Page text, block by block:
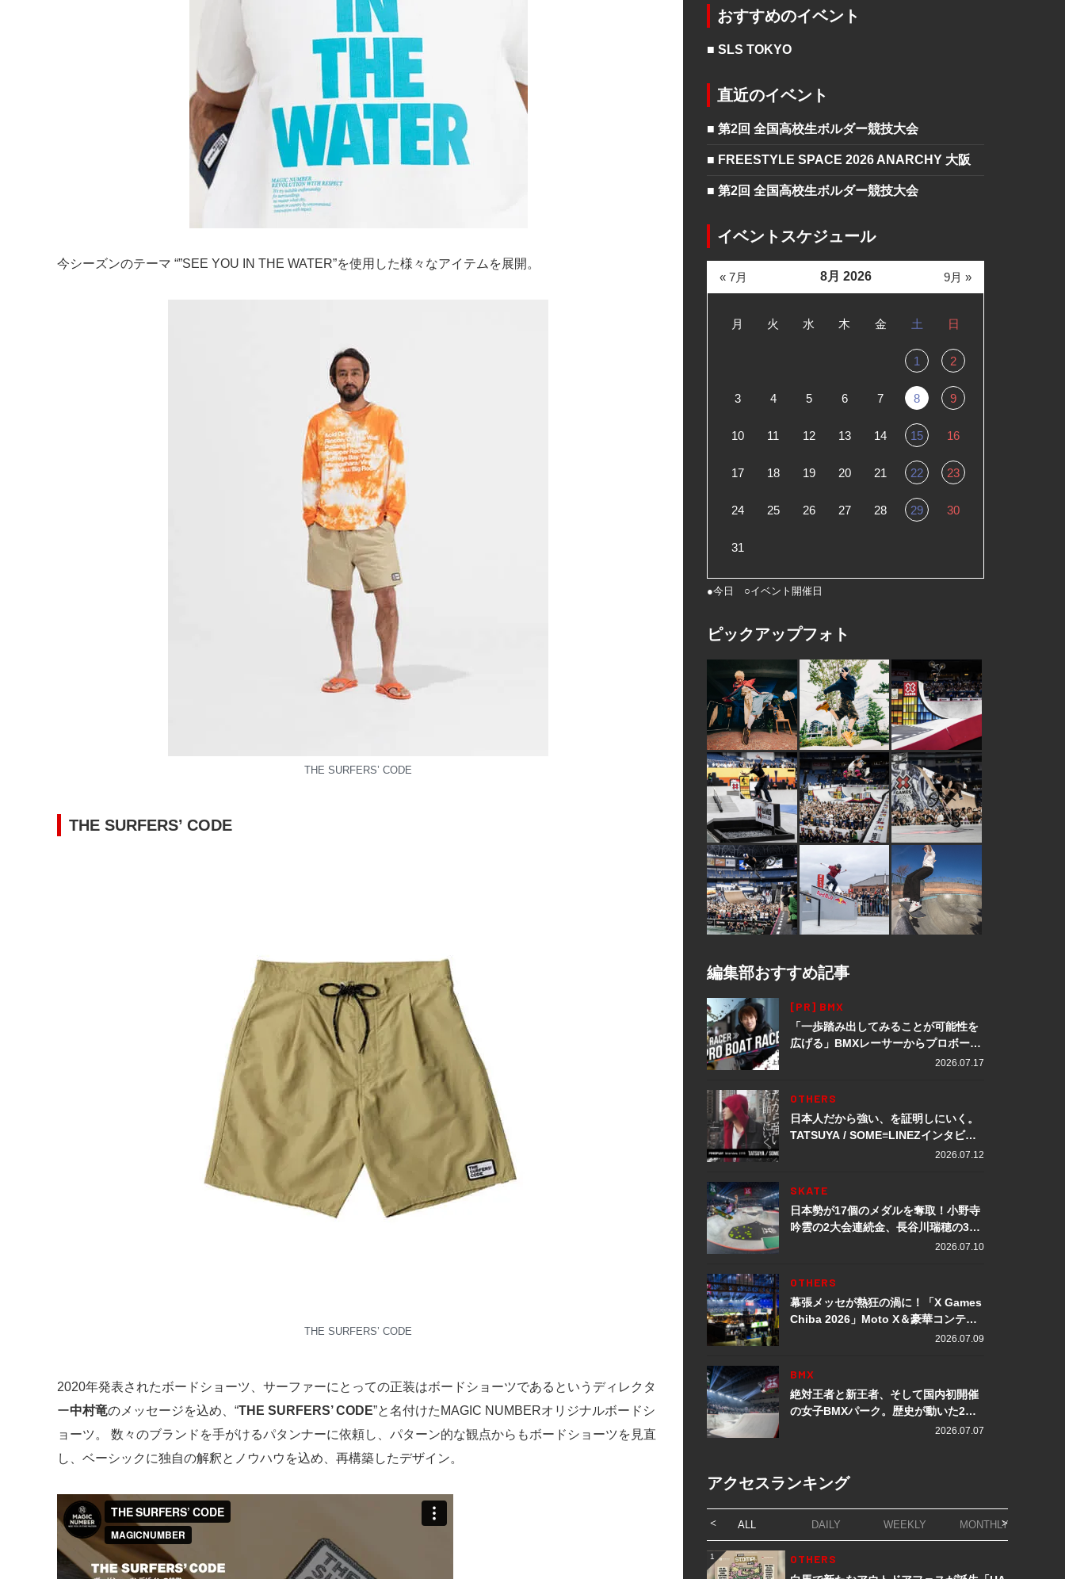
今シーズンのテーマ “”SEE YOU IN THE WATER”を使用した様々なアイテムを展開。
THE SURFERS’ CODE
THE SURFERS’ CODE
THE SURFERS’ CODE
2020年発表されたボードショーツ、サーファーにとっての正装はボードショーツであるというディレクタ
ー中村竜のメッセージを込め、“THE SURFERS’ CODE”と名付けたMAGIC NUMBERオリジナルボードシ
ョーツ。 数々のブランドを手がけるパタンナーに依頼し、パターン的な観点からもボードショーツを見直
し、ベーシックに独自の解釈とノウハウを込め、再構築したデザイン。
おすすめのイベント
■ SLS TOKYO
直近のイベント
■ 第2回 全国高校生ボルダー競技大会
■ FREESTYLE SPACE 2026 ANARCHY 大阪
■ 第2回 全国高校生ボルダー競技大会
イベントスケジュール
8月 2026
月 火 水 木 金 土 日
1 2
3 4 5 6 7 8 9
10 11 12 13 14 15 16
17 18 19 20 21 22 23
24 25 26 27 28 29 30
31
« 7月 9月 »
●今日 ○イベント開催日
ピックアップフォト
編集部おすすめ記事
[PR] BMX
「一歩踏み出してみることが可能性を
広げる」BMXレーサーからプロボート
レーサーへ転身。上田龍星が体現する
2026.07.17
OTHERS
日本人だから強い、を証明しにいく。
TATSUYA / SOME≡LINEZインタビュ
2026.07.12
SKATE
日本勢が17個のメダルを奪取！小野寺
吟雲の2大会連続金、長谷川瑞穂の3メ
ダル獲得など数々の快挙をプレイバッ
2026.07.10
OTHERS
幕張メッセが熱狂の渦に！「X Games
Chiba 2026」Moto X＆豪華コンテン
2026.07.09
BMX
絶対王者と新王者、そして国内初開催
の女子BMXパーク。歴史が動いた2日
2026.07.07
アクセスランキング
ALL DAILY WEEKLY MONTHLY
1 OTHERS